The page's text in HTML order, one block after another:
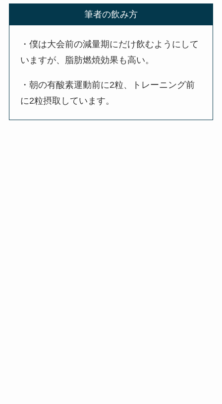
筆者の飲み方
・僕は大会前の減量期にだけ飲むようにして
いますが、脂肪燃焼効果も高い。
・朝の有酸素運動前に2粒、トレーニング前
に2粒摂取しています。